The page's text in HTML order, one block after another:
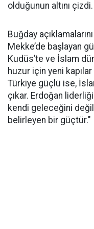
olduğunun altını çizdi.
Buğday
Mekke’de başlayan
Kudüs’te ve İslam
huzur için yeni
Türkiye güçlü ise,
çıkar. Erdoğan
kendi geleceğini
belirleyen bir güçtür."